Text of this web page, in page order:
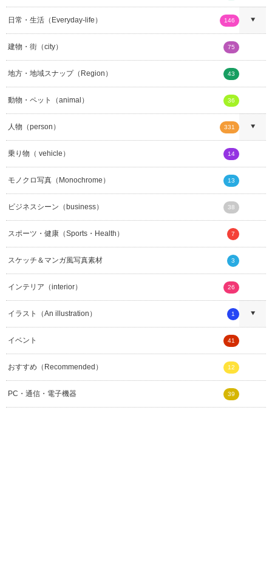
日常・生活（Everyday-life） 146
建物・街（city） 75
地方・地域スナップ（Region） 43
動物・ペット（animal） 36
人物（person） 331
乗り物（ vehicle） 14
モノクロ写真（Monochrome） 13
ビジネスシーン（business） 38
スポーツ・健康（Sports・Health） 7
スケッチ＆マンガ風写真素材 3
インテリア（interior） 26
イラスト（An illustration） 1
イベント 41
おすすめ（Recommended） 12
PC・通信・電子機器 39